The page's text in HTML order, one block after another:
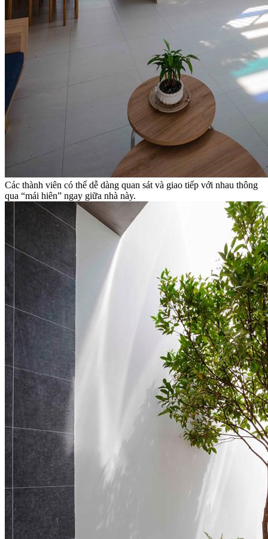
Các thành viên có thể dễ dàng quan sát và giao tiếp với nhau thông
qua “mái hiên” ngay giữa nhà này.